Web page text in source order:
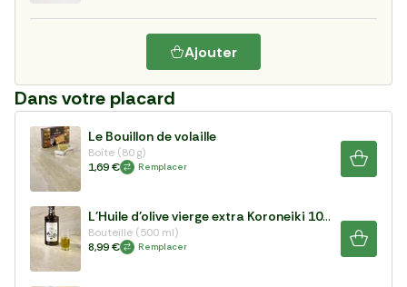
Ajouter
Dans votre placard
Le Bouillon de volaille
Boîte (80 g)
1,69 €
Remplacer
L'Huile d'olive vierge extra Koroneiki 100%
Bouteille (500 ml)
8,99 €
Remplacer